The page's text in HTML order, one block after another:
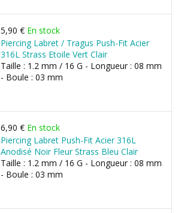
5,90 € En stock
Piercing Labret / Tragus Push-Fit Acier
316L Strass Etoile Vert Clair
Taille : 1.2 mm / 16 G - Longueur : 08 mm
- Boule : 03 mm
6,90 € En stock
Piercing Labret Push-Fit Acier 316L
Anodisé Noir Fleur Strass Bleu Clair
Taille : 1.2 mm / 16 G - Longueur : 08 mm
- Boule : 03 mm